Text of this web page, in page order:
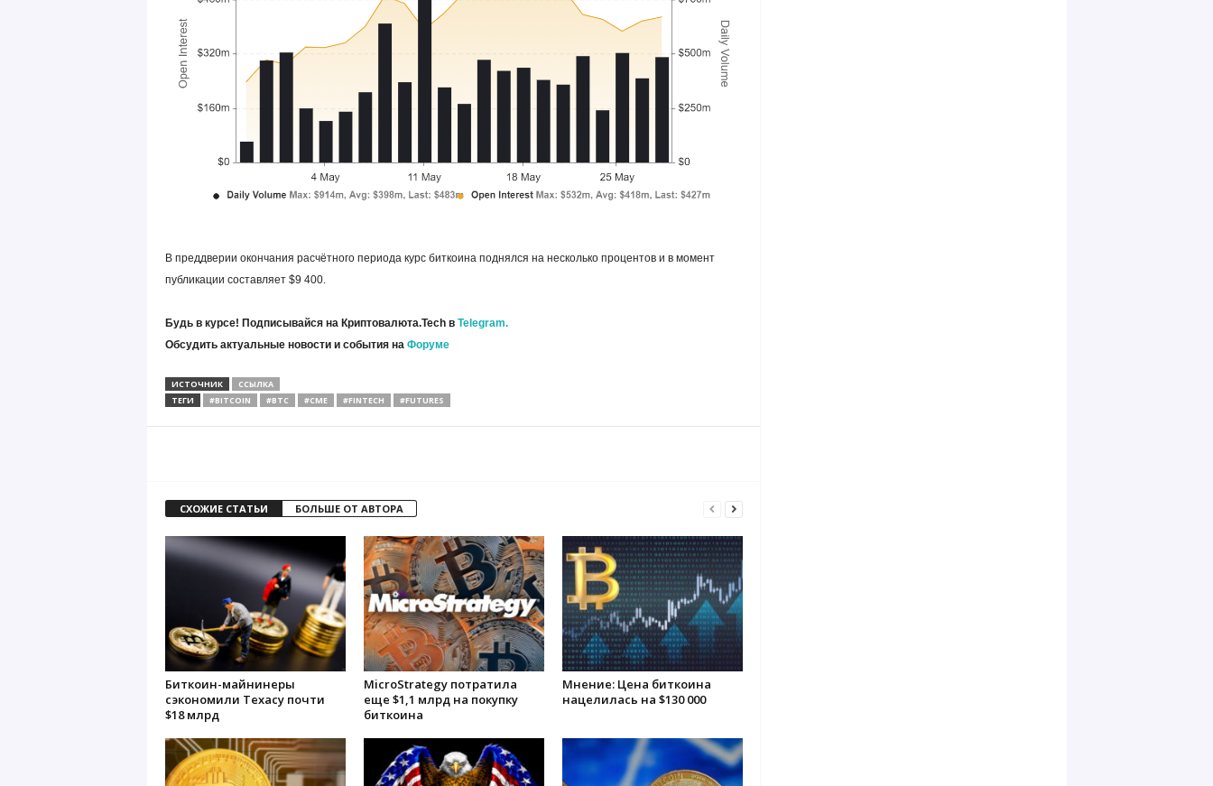
В преддверии окончания расчётного периода курс биткоина поднялся на несколько процентов и в момент
публикации составляет $9 400.
Будь в курсе! Подписывайся на Криптовалюта.Tech в Telegram.
Обсудить актуальные новости и события на Форуме
ИСТОЧНИК
ССЫЛКА
ТЕГИ
#BITCOIN #BTC #CME #FINTECH #FUTURES
СХОЖИЕ СТАТЬИ БОЛЬШЕ ОТ АВТОРА
Биткоин-майнинеры
сэкономили Техасу почти
$18 млрд
MicroStrategy потратила
еще $1,1 млрд на покупку
биткоина
Мнение: Цена биткоина
нацелилась на $130 000